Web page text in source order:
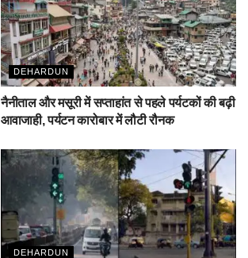
DEHARDUN
नैनीताल और मसूरी में सप्ताहांत से पहले पर्यटकों की बढ़ी
आवाजाही, पर्यटन कारोबार में लौटी रौनक
DEHARDUN